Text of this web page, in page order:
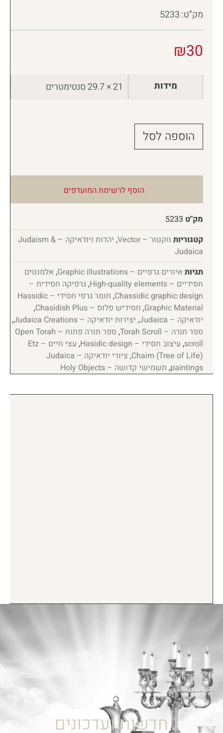
מק”ט: 5233
₪30
מידות 21 × 29.7 סנטימטרים
הוספה לסל
הוסף לרשימת המועדפים
מק"ט 5233
קטגוריות ווקטור – Vector ,
יהדות ויודאיקה – Judaism &
Judaica
תגיות איורים גרפיים – Graphic illustrations , אלמנטים
חסידיים – High-quality elements
,גרפיקה חסידית –
Chassidic graphic design
,
חומר גרפי חסידי – Hassidic
Graphic Material
, חסידיש פלוס – Chasidish Plus
,
יודאיקה – Judaica
, יצירות יודאיקה – Judaica Creations
,
ספר תורה – Torah Scroll
,
ספר תורה פתוח – Open Torah
scroll
, עיצוב חסידי – Hasidic design ,
עצי חיים – Etz
Chaim (Tree of Life)
,
ציורי יודאיקה – Judaica
paintings
, תשמישי קדושה – Holy Objects
חדשות ועדכונים